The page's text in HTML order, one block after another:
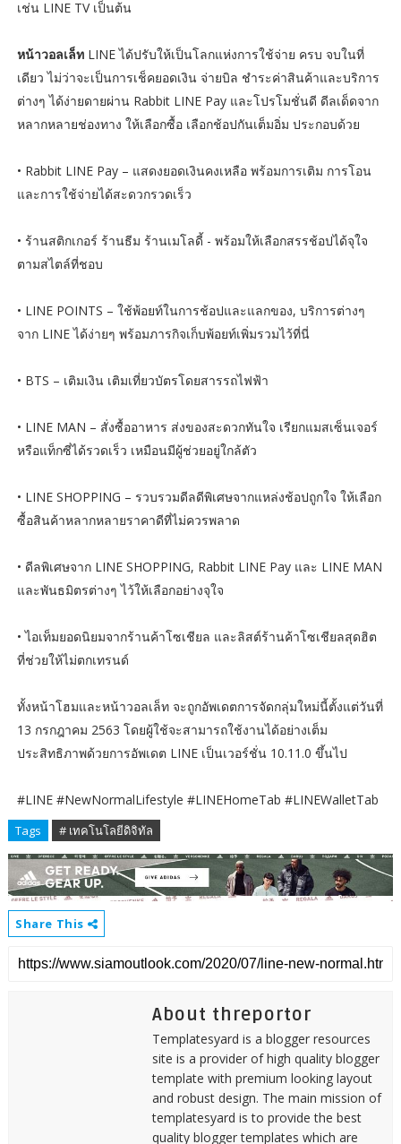
เช่น LINE TV เป็นต้น
หน้าวอลเล็ทLINE ได้ปรับให้เป็นโลกแห่งการใช้จ่าย ครบ จบในที่
เดียว ไม่ว่าจะเป็นการเช็คยอดเงิน จ่ายบิล ชําระค่าสินค้าและบริการ
ต่างๆ ได้ง่ายดายผ่าน Rabbit LINE Pay และโปรโมชั่นดี ดีลเด็ดจาก
หลากหลายช่องทาง ให้เลือกซื้อ เลือกช้อปกันเต็มอิ่ม ประกอบด้วย
• Rabbit LINE Pay – แสดงยอดเงินคงเหลือ พร้อมการเติม การโอน
และการใช้จ่ายได้สะดวกรวดเร็ว
• ร้านสติกเกอร์ ร้านธีม ร้านเมโลดี้ - พร้อมให้เลือกสรรช้อปได้จุใจ
ตามสไตล์ที่ชอบ
• LINE POINTS – ใช้พ้อยท์ในการช้อปและแลกของ, บริการต่างๆ
จาก LINE ได้ง่ายๆ พร้อมภารกิจเก็บพ้อยท์เพิ่มรวมไว้ที่นี่
• BTS – เติมเงิน เติมเที่ยวบัตรโดยสารรถไฟฟ้า
• LINE MAN – สั่งซื้ออาหาร ส่งของสะดวกทันใจ เรียกแมสเซ็นเจอร์
หรือแท็กซี่ได้รวดเร็ว เหมือนมีผู้ช่วยอยู่ใกล้ตัว
• LINE SHOPPING – รวบรวมดีลดีพิเศษจากแหล่งช้อปถูกใจ ให้เลือก
ซื้อสินค้าหลากหลายราคาดีที่ไม่ควรพลาด
• ดีลพิเศษจาก LINE SHOPPING, Rabbit LINE Pay และ LINE MAN
และพันธมิตรต่างๆ ไว้ให้เลือกอย่างจุใจ
• ไอเท็มยอดนิยมจากร้านค้าโซเชียล และลิสต์ร้านค้าโซเชียลสุดฮิต
ที่ช่วยให้ไม่ตกเทรนด์
ทั้งหน้าโฮมและหน้าวอลเล็ท จะถูกอัพเดตการจัดกลุ่มใหม่นี้ตั้งแต่วันที่
13 กรกฎาคม 2563 โดยผู้ใช้จะสามารถใช้งานได้อย่างเต็ม
ประสิทธิภาพด้วยการอัพเดต LINE เป็นเวอร์ชั่น 10.11.0 ขึ้นไป
#LINE #NewNormalLifestyle #LINEHomeTab #LINEWalletTab
Tags # เทคโนโลยีดิจิทัล
Share This
About threportor
Templatesyard is a blogger resources
site is a provider of high quality blogger
template with premium looking layout
and robust design. The main mission of
templatesyard is to provide the best
quality blogger templates which are